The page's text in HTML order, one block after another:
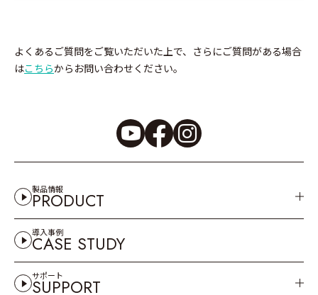
よくあるご質問をご覧いただいた上で、さらにご質問がある場合
はこちらからお問い合わせください。
製品情報
PRODUCT
導入事例
CASE STUDY
サポート
SUPPORT